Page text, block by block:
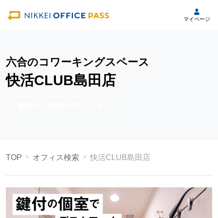
マイページ
六合のコワーキングスペース
快活CLUB島田店
TOP オフィス検索 快活CLUB島田店